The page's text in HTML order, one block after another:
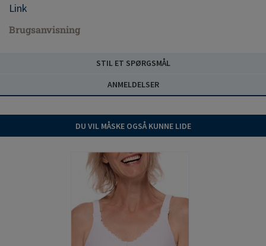
Link
Brugsanvisning
STIL ET SPØRGSMÅL
ANMELDELSER
DU VIL MÅSKE OGSÅ KUNNE LIDE